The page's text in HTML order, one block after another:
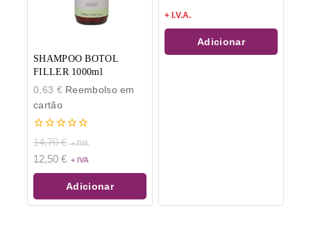
SHAMPOO BOTOL
FILLER 1000ml
0,63 €Reembolso em
cartão
0
de
5
14,70€
12,50 €
Adicionar
0
de
5
+ I.V.A.
Adicionar